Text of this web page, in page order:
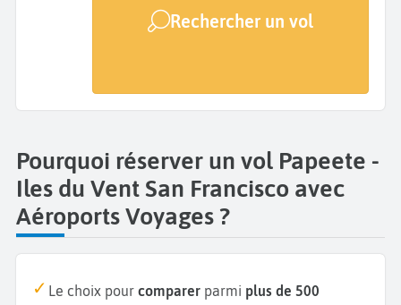
Rechercher un vol
Pourquoi réserver un vol Papeete -
Iles du Vent San Francisco avec
Aéroports Voyages ?
Le choix pour comparer parmi plus de 500